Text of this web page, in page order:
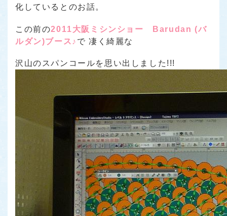
化しているとのお話。
この前の2011大阪ミシンショー Barudan (バ
ルダン)ブース♪ で凄く綺麗な
沢山のスパンコールを思い出しました!!!